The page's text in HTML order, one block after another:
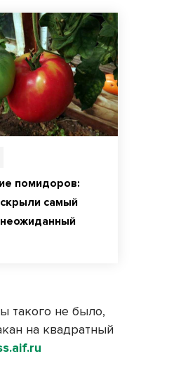
помидоров:
самый
такого не было,
на квадратный